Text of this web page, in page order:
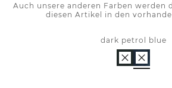
Auch unsere anderen Farben werden
diesen Artikel in den
dark petrol blue